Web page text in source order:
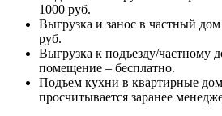
1000 руб.
Выгрузка и занос в частный
руб.
Выгрузка к подъезду/частному
помещение – бесплатно.
Подъем кухни в квартирные
просчитывается заранее